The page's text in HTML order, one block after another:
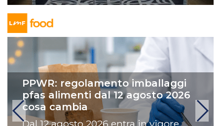
PPWR: regolamento imballaggi
pfas alimenti dal 12 agosto 2026
cosa cambia
Dal 12 agosto 2026 entra in vigore